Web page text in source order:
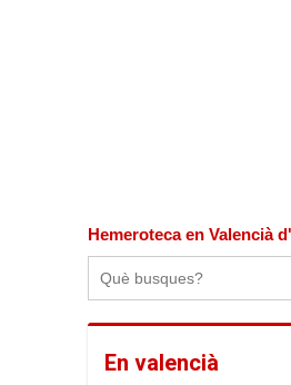
Hemeroteca en Valencià
En valencià